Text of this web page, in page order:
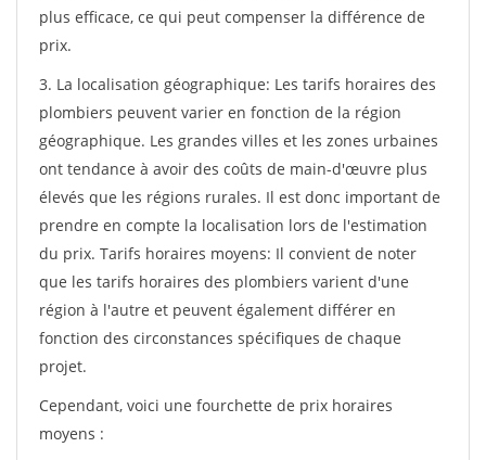
plus efficace, ce qui peut compenser la différence de
prix.
3. La localisation géographique: Les tarifs horaires des
plombiers peuvent varier en fonction de la région
géographique. Les grandes villes et les zones urbaines
ont tendance à avoir des coûts de main-d'œuvre plus
élevés que les régions rurales. Il est donc important de
prendre en compte la localisation lors de l'estimation
du prix. Tarifs horaires moyens: Il convient de noter
que les tarifs horaires des plombiers varient d'une
région à l'autre et peuvent également différer en
fonction des circonstances spécifiques de chaque
projet.
Cependant, voici une fourchette de prix horaires
moyens :